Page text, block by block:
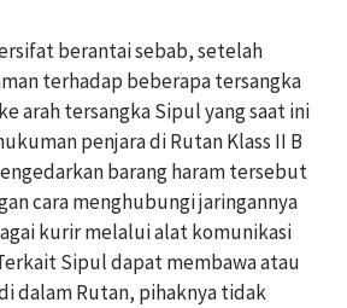
berantai sebab, setelah
terhadap beberapa tersangka
arah tersangka Sipul yang saat ini
penjara di Rutan Klass II B
barang haram tersebut
cara menghubungi jaringannya
kurir melalui alat komunikasi
Sipul dapat membawa atau
dalam Rutan, pihaknya tidak